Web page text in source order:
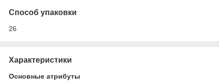
Способ упаковки
26
Характеристики
Основные атрибуты